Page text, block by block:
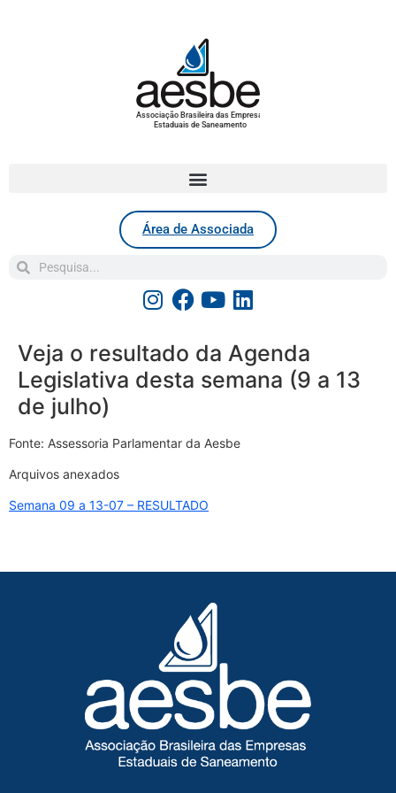
Associação Brasileira das Empresas
Estaduais de Saneamento
Área de Associada
Veja o resultado da Agenda
Legislativa desta semana (9 a 13
de julho)
Fonte: Assessoria Parlamentar da Aesbe
Arquivos anexados
Semana 09 a 13-07 – RESULTADO